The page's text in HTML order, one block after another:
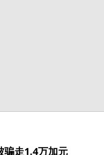
骗走1.4万加元